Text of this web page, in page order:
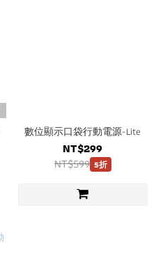
數位顯示口袋行動電源-Lite
NT$299
NT$599 5折